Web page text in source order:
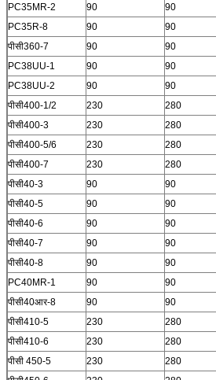
PC35MR-2
90 90
PC35R-8
90 90
पीसी360-7
90 90
PC38UU-1
90 90
PC38UU-2
90 90
पीसी400-1/2
230 280
पीसी400-3
230 280
पीसी400-5/6
230 280
पीसी400-7
230 280
पीसी40-3
90 90
पीसी40-5
90 90
पीसी40-6
90 90
पीसी40-7
90 90
पीसी40-8
90 90
PC40MR-1
90 90
पीसी40आर-8
90 90
पीसी410-5
230 280
पीसी410-6
230 280
पीसी 450-5
230 280